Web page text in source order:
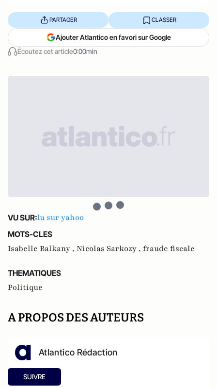
Écoutez cet article0:00min
PARTAGER CLASSER
Ajouter Atlantico en favori sur Google
VU SUR:lu sur yahoo
MOTS-CLES
Isabelle Balkany , Nicolas Sarkozy , fraude fiscale
THEMATIQUES
Politique
A PROPOS DES AUTEURS
Atlantico Rédaction
SUIVRE